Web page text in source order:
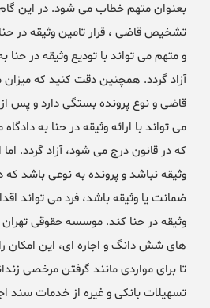
بعنوان متهم خطاب می شود. در این گام
تشخیص قاضی ، قرار تامین وثیقه در
و متهم می تواند با تودیع وثیقه در
آزاد گردد. همچنین دقت کنید که میزان
قاضی و نوع پرونده بستگی دارد و پس
می تواند با ارائه وثیقه در حنا به
که در قانون درج می شود، آزاد گردد.
وثیقه نباشد و پرونده به نوعی باشد که
ضمانت یا وثیقه باشد، فرد می تواند
وثیقه در حنا کند. موسسه حقوقی تهران
های شش دانگ و اجاره ای، این امکان
تا برای مواردی مانند گرفتن مرخصی
تسهیلات بانکی و غیره از خدمات سند